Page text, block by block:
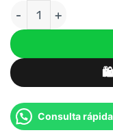
PELOTAS PARA
🛍️
Consulta